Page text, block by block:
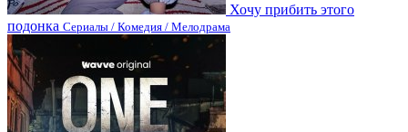
Хочу прибить этого
подонка Сериалы / Комедия / Мелодрама